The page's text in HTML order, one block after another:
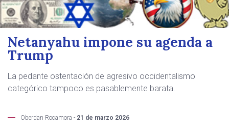
Netanyahu impone su agenda a
Trump
La pedante ostentación de agresivo occidentalismo
categórico tampoco es pasablemente barata.
Oberdan Rocamora - 21 de marzo 2026